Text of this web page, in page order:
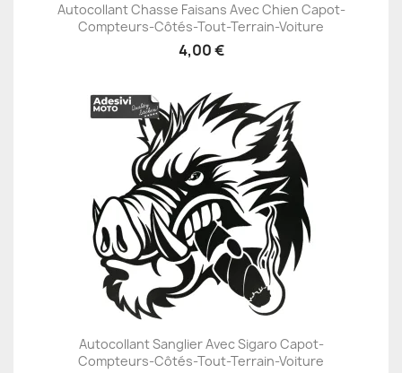
Autocollant Chasse Faisans Avec Chien Capot-
Compteurs-Côtés-Tout-Terrain-Voiture
4,00 €
Autocollant Sanglier Avec Sigaro Capot-
Compteurs-Côtés-Tout-Terrain-Voiture